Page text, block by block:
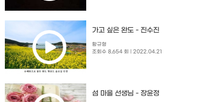
가고 싶은 완도 - 진수진
황규형
조회수 8,654 회
| 2022.04.21
섬 마을 선생님 - 장윤정